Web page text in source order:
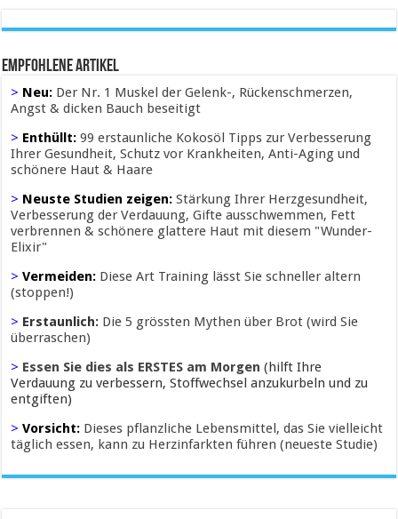
Empfohlene Artikel
> Neu: Der Nr. 1 Muskel der Gelenk-, Rückenschmerzen,
Angst & dicken Bauch beseitigt
> Enthüllt:99 erstaunliche Kokosöl Tipps zur Verbesserung
Ihrer Gesundheit, Schutz vor Krankheiten, Anti-Aging und
schönere Haut & Haare
> Neuste Studien zeigen:Stärkung Ihrer Herzgesundheit,
Verbesserung der Verdauung, Gifte ausschwemmen, Fett
verbrennen & schönere glattere Haut mit diesem "Wunder-
Elixir"
> Vermeiden: Diese Art Training lässt Sie schneller altern
(stoppen!)
> Erstaunlich: Die 5 grössten Mythen über Brot (wird Sie
überraschen)
> Essen Sie dies als ERSTES am Morgen (hilft Ihre
Verdauung zu verbessern, Stoffwechsel anzukurbeln und zu
entgiften)
> Vorsicht: Dieses pflanzliche Lebensmittel, das Sie vielleicht
täglich essen, kann zu Herzinfarkten führen (neueste Studie)